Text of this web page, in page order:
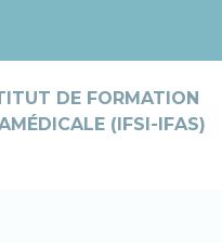
DE FORMATION
(IFSI-IFAS)